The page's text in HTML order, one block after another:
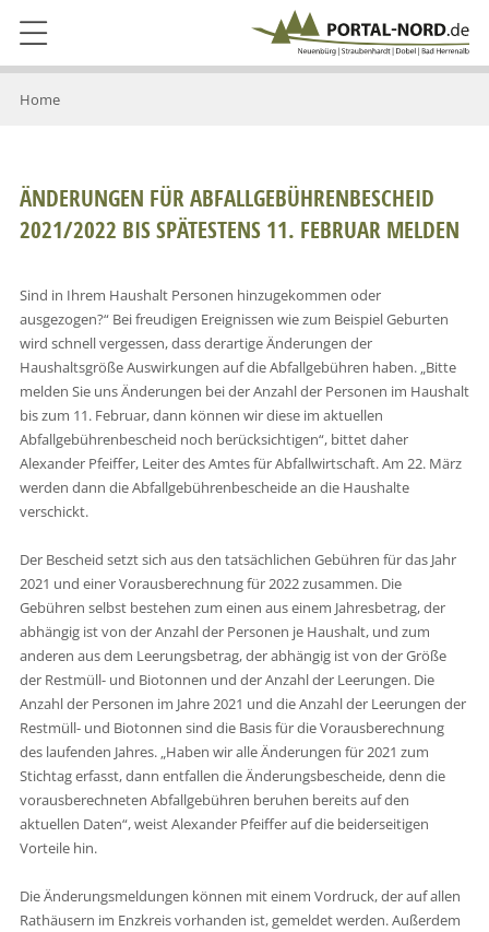
Home
ÄNDERUNGEN FÜR ABFALLGEBÜHRENBESCHEID
2021/2022 BIS SPÄTESTENS 11. FEBRUAR MELDEN
Sind in Ihrem Haushalt Personen hinzugekommen oder
ausgezogen?“ Bei freudigen Ereignissen wie zum Beispiel Geburten
wird schnell vergessen, dass derartige Änderungen der
Haushaltsgröße Auswirkungen auf die Abfallgebühren haben. „Bitte
melden Sie uns Änderungen bei der Anzahl der Personen im Haushalt
bis zum 11. Februar, dann können wir diese im aktuellen
Abfallgebührenbescheid noch berücksichtigen“, bittet daher
Alexander Pfeiffer, Leiter des Amtes für Abfallwirtschaft. Am 22. März
werden dann die Abfallgebührenbescheide an die Haushalte
verschickt.
Der Bescheid setzt sich aus den tatsächlichen Gebühren für das Jahr
2021 und einer Vorausberechnung für 2022 zusammen. Die
Gebühren selbst bestehen zum einen aus einem Jahresbetrag, der
abhängig ist von der Anzahl der Personen je Haushalt, und zum
anderen aus dem Leerungsbetrag, der abhängig ist von der Größe
der Restmüll- und Biotonnen und der Anzahl der Leerungen. Die
Anzahl der Personen im Jahre 2021 und die Anzahl der Leerungen der
Restmüll- und Biotonnen sind die Basis für die Vorausberechnung
des laufenden Jahres. „Haben wir alle Änderungen für 2021 zum
Stichtag erfasst, dann entfallen die Änderungsbescheide, denn die
vorausberechneten Abfallgebühren beruhen bereits auf den
aktuellen Daten“, weist Alexander Pfeiffer auf die beiderseitigen
Vorteile hin.
Die Änderungsmeldungen können mit einem Vordruck, der auf allen
Rathäusern im Enzkreis vorhanden ist, gemeldet werden. Außerdem